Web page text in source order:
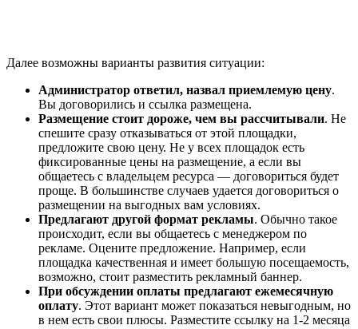
Далее возможны варианты развития ситуации:
Администратор ответил, назвал приемлемую цену.
Вы договорились и ссылка размещена.
Размещение стоит дороже, чем вы рассчитывали. Не
спешите сразу отказываться от этой площадки,
предложите свою цену. Не у всех площадок есть
фиксированные цены на размещение, а если вы
общаетесь с владельцем ресурса — договориться будет
проще. В большинстве случаев удается договориться о
размещении на выгодных вам условиях.
Предлагают другой формат рекламы. Обычно такое
происходит, если вы общаетесь с менеджером по
рекламе. Оцените предложение. Например, если
площадка качественная и имеет большую посещаемость,
возможно, стоит разместить рекламный баннер.
При обсуждении оплаты предлагают ежемесячную
оплату. Этот вариант может показаться невыгодным, но
в нем есть свои плюсы. Разместите ссылку на 1-2 месяца